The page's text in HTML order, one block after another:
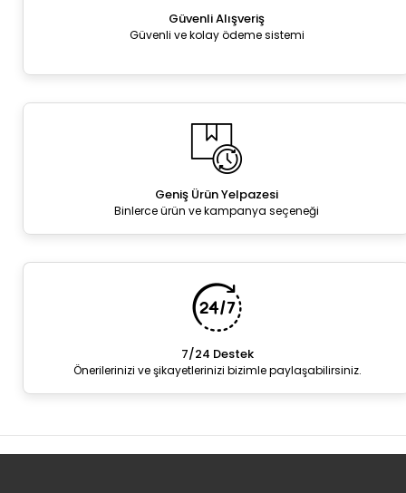
Güvenli Alışveriş
Güvenli ve kolay ödeme sistemi
Geniş Ürün Yelpazesi
Binlerce ürün ve kampanya seçeneği
7/24 Destek
Önerilerinizi ve şikayetlerinizi bizimle paylaşabilirsiniz.